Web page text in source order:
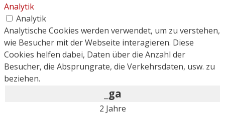
Analytik
Analytik
Analytische Cookies werden verwendet, um zu verstehen,
wie Besucher mit der Webseite interagieren. Diese
Cookies helfen dabei, Daten über die Anzahl der
Besucher, die Absprungrate, die Verkehrsdaten, usw. zu
beziehen.
_ga
2 Jahre